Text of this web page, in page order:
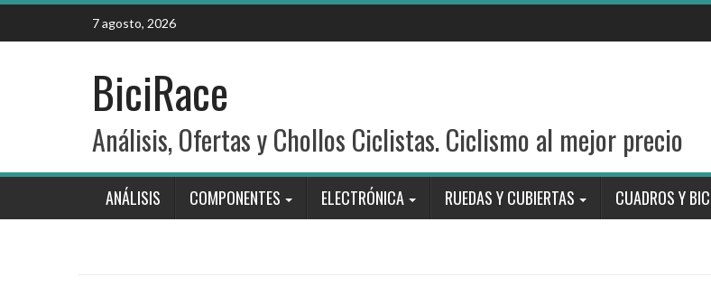
Skip
content
7 agosto, 2026
BiciRace
Análisis, Ofertas y Chollos Ciclistas. Ciclismo al mejor precio
ANÁLISIS COMPONENTES ELECTRÓNICA RUEDAS Y CUBIERTAS CUADROS Y